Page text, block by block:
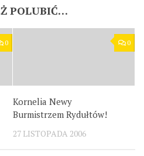
POLUBIĆ…
0 0
Kornelia Newy
Burmistrzem Rydułtów!
27 LISTOPADA 2006